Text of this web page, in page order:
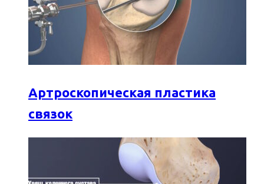
Артроскопическая пластика
связок